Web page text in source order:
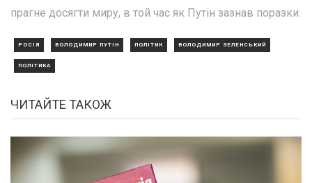
прагне досягти миру, в той час як Путін зазнав поразки.
РОСІЯ ВОЛОДИМИР ПУТІН ПОЛІТИК ВОЛОДИМИР ЗЕЛЕНСЬКИЙ
ПОЛІТИКА
ЧИТАЙТЕ ТАКОЖ